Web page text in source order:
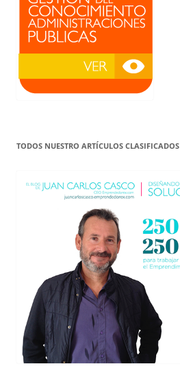
TODOS NUESTRO ARTÍCULOS CLASIFICADOS